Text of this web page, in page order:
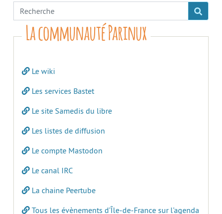
La communauté Parinux
Le wiki
Les services Bastet
Le site Samedis du libre
Les listes de diffusion
Le compte Mastodon
Le canal IRC
La chaine Peertube
Tous les évènements d’Île-de-France sur l’agenda